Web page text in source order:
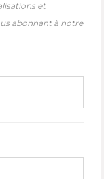
et
abonnant à notre